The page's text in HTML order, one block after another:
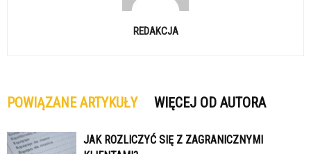
REDAKCJA
POWIĄZANE ARTYKUŁY WIĘCEJ OD AUTORA
JAK ROZLICZYĆ SIĘ Z ZAGRANICZNYMI